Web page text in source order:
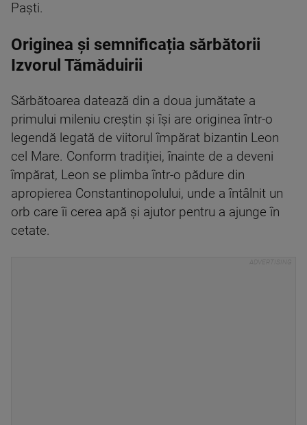
Paști.
Originea și semnificația sărbătorii
Izvorul Tămăduirii
Sărbătoarea datează din a doua jumătate a
primului mileniu creștin și își are originea într-o
legendă legată de viitorul împărat bizantin Leon
cel Mare. Conform tradiției, înainte de a deveni
împărat, Leon se plimba într-o pădure din
apropierea Constantinopolului, unde a întâlnit un
orb care îi cerea apă și ajutor pentru a ajunge în
cetate.